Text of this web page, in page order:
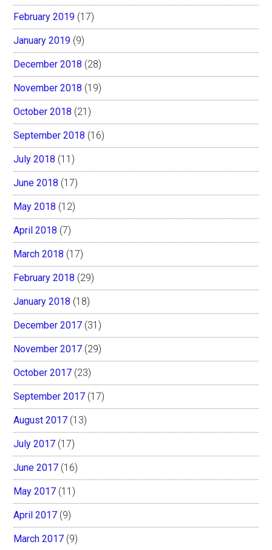
February 2019 (17)
January 2019 (9)
December 2018 (28)
November 2018 (19)
October 2018 (21)
September 2018 (16)
July 2018 (11)
June 2018 (17)
May 2018 (12)
April 2018 (7)
March 2018 (17)
February 2018 (29)
January 2018 (18)
December 2017 (31)
November 2017 (29)
October 2017 (23)
September 2017 (17)
August 2017 (13)
July 2017 (17)
June 2017 (16)
May 2017 (11)
April 2017 (9)
March 2017 (9)